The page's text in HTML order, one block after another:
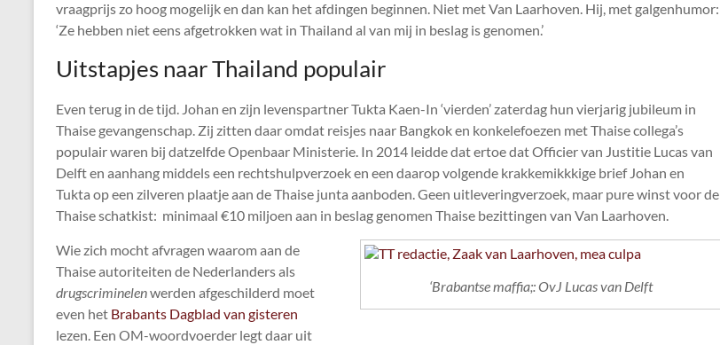
vraagprijs zo hoog mogelijk en dan kan het afdingen beginnen. Niet met Van Laarhoven. Hij, met galgenhumor:
‘Ze hebben niet eens afgetrokken wat in Thailand al van mij in beslag is genomen.’
Uitstapjes naar Thailand populair
Even terug in de tijd. Johan en zijn levenspartner Tukta Kaen-In ‘vierden’ zaterdag hun vierjarig jubileum in
Thaise gevangenschap. Zij zitten daar omdat reisjes naar Bangkok en konkelefoezen met Thaise collega’s
populair waren bij datzelfde Openbaar Ministerie. In 2014 leidde dat ertoe dat Officier van Justitie Lucas van
Delft en aanhang middels een rechtshulpverzoek en een daarop volgende krakkemikkkige brief Johan en
Tukta op een zilveren plaatje aan de Thaise junta aanboden. Geen uitleveringverzoek, maar pure winst voor de
Thaise schatkist: minimaal €10 miljoen aan in beslag genomen Thaise bezittingen van Van Laarhoven.
‘Brabantse maffia;: OvJ Lucas van Delft
Wie zich mocht afvragen waarom aan de
Thaise autoriteiten de Nederlanders als
drugscriminelenwerden afgeschilderd moet
even het Brabants Dagblad van gisteren
lezen. Een OM-woordvoerder legt daar uit